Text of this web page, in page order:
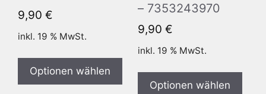
9,90 €
inkl. 19 % MwSt.
Optionen wählen
– 7353243970
9,90 €
inkl. 19 % MwSt.
Optionen wählen